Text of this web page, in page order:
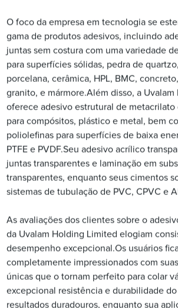
O foco da empresa em tecnologia se
gama de produtos adesivos, incluindo
juntas sem costura com uma variedade
para superfícies sólidas, pedra de
porcelana, cerâmica, HPL, BMC,
granito, e mármore.Além disso, a
oferece adesivo estrutural de metacrilato
para compósitos, plástico e metal, bem
poliolefinas para superfícies de baixa
PTFE e PVDF.Seu adesivo acrílico
juntas transparentes e laminação em
transparentes, enquanto seus cimentos
sistemas de tubulação de PVC, CPVC e
As avaliações dos clientes sobre o
da Uvalam Holding Limited elogiam
desempenho excepcional.Os usuários
completamente impressionados com
únicas que o tornam perfeito para colar
excepcional resistência e durabilidade
resultados duradouros, enquanto sua